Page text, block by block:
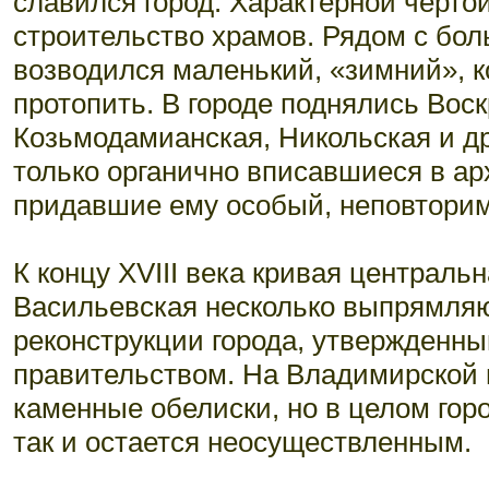
строительство храмов. Рядом с
возводился маленький, «зимний»,
протопить. В городе поднялись
Козьмодамианская, Никольская и
только органично вписавшиеся в
придавшие ему особый,
К концу XVIII века кривая
Васильевская несколько
реконструкции города,
правительством. На Владимирской
каменные обелиски, но в целом
так и остается неосуществленным.